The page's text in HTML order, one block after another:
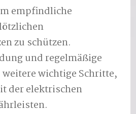
empfindliche
zu schützen.
und regelmäßige
wichtige Schritte,
der elektrischen